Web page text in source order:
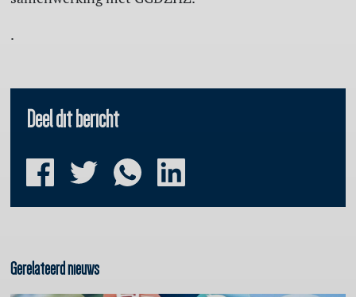
.
Deel dit bericht
Gerelateerd nieuws